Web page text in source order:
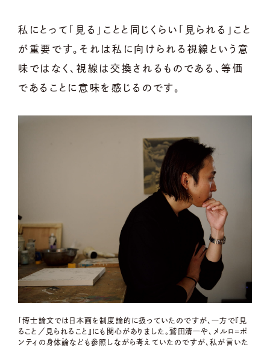
私にとって「見る」ことと同じくらい「見られる」こと
が重要です。それは私に向けられる視線という意
味ではなく、視線は交換されるものである、等価
であることに意味を感じるのです。
「博士論文では日本画を制度論的に扱っていたのですが、一方で『見
ること／見られること』にも関心がありました。鷲田清一や、メルロ=ポ
ンティの身体論なども参照しながら考えていたのですが、私が言いた